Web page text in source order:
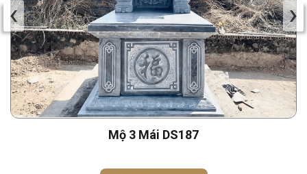
Mộ 3 Mái DS187
‹ ›